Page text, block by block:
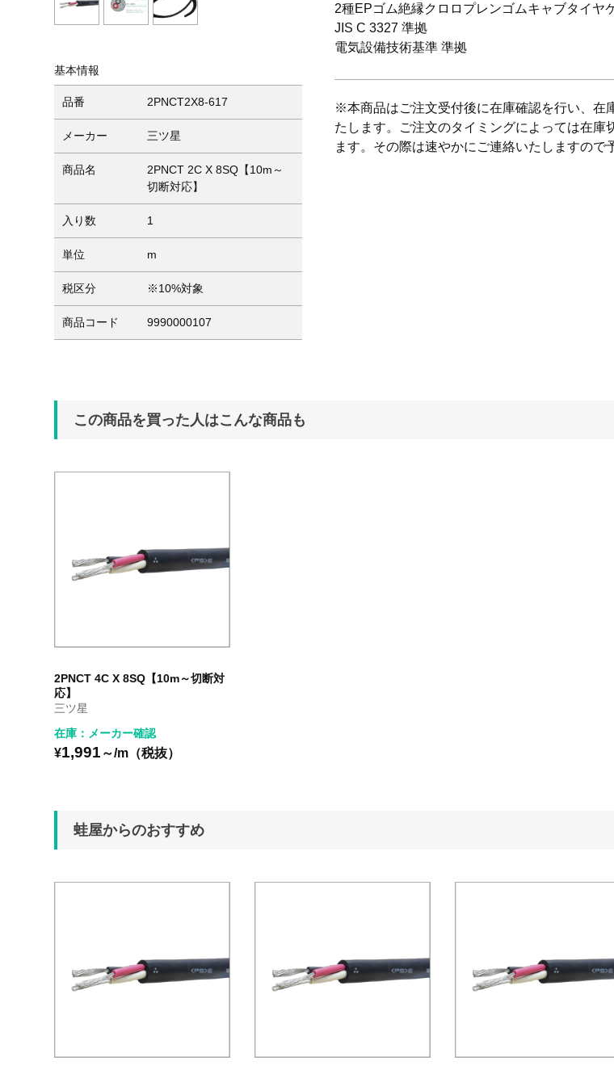
基本情報
品番 2PNCT2X8-617
メーカー 三ツ星
商品名
2PNCT 2C X 8SQ【10m～
切断対応】
入り数 1
単位 m
税区分 ※10%対象
商品コード 9990000107
2種EPゴム絶縁クロロプレンゴムキャブタイヤ
JIS C 3327 準拠
電気設備技術基準 準拠
※本商品はご注文受付後に在庫確認を行い、在
たします。ご注文のタイミングによっては在庫
ます。その際は速やかにご連絡いたしますので
この商品を買った人はこんな商品も
2PNCT 4C X 8SQ【10m～切断対
応】
三ツ星
在庫：メーカー確認
¥1,991 ～/m（税抜）
蛙屋からのおすすめ